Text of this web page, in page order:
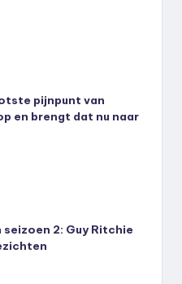
pijnpunt van
en brengt dat nu naar
2: Guy Ritchie